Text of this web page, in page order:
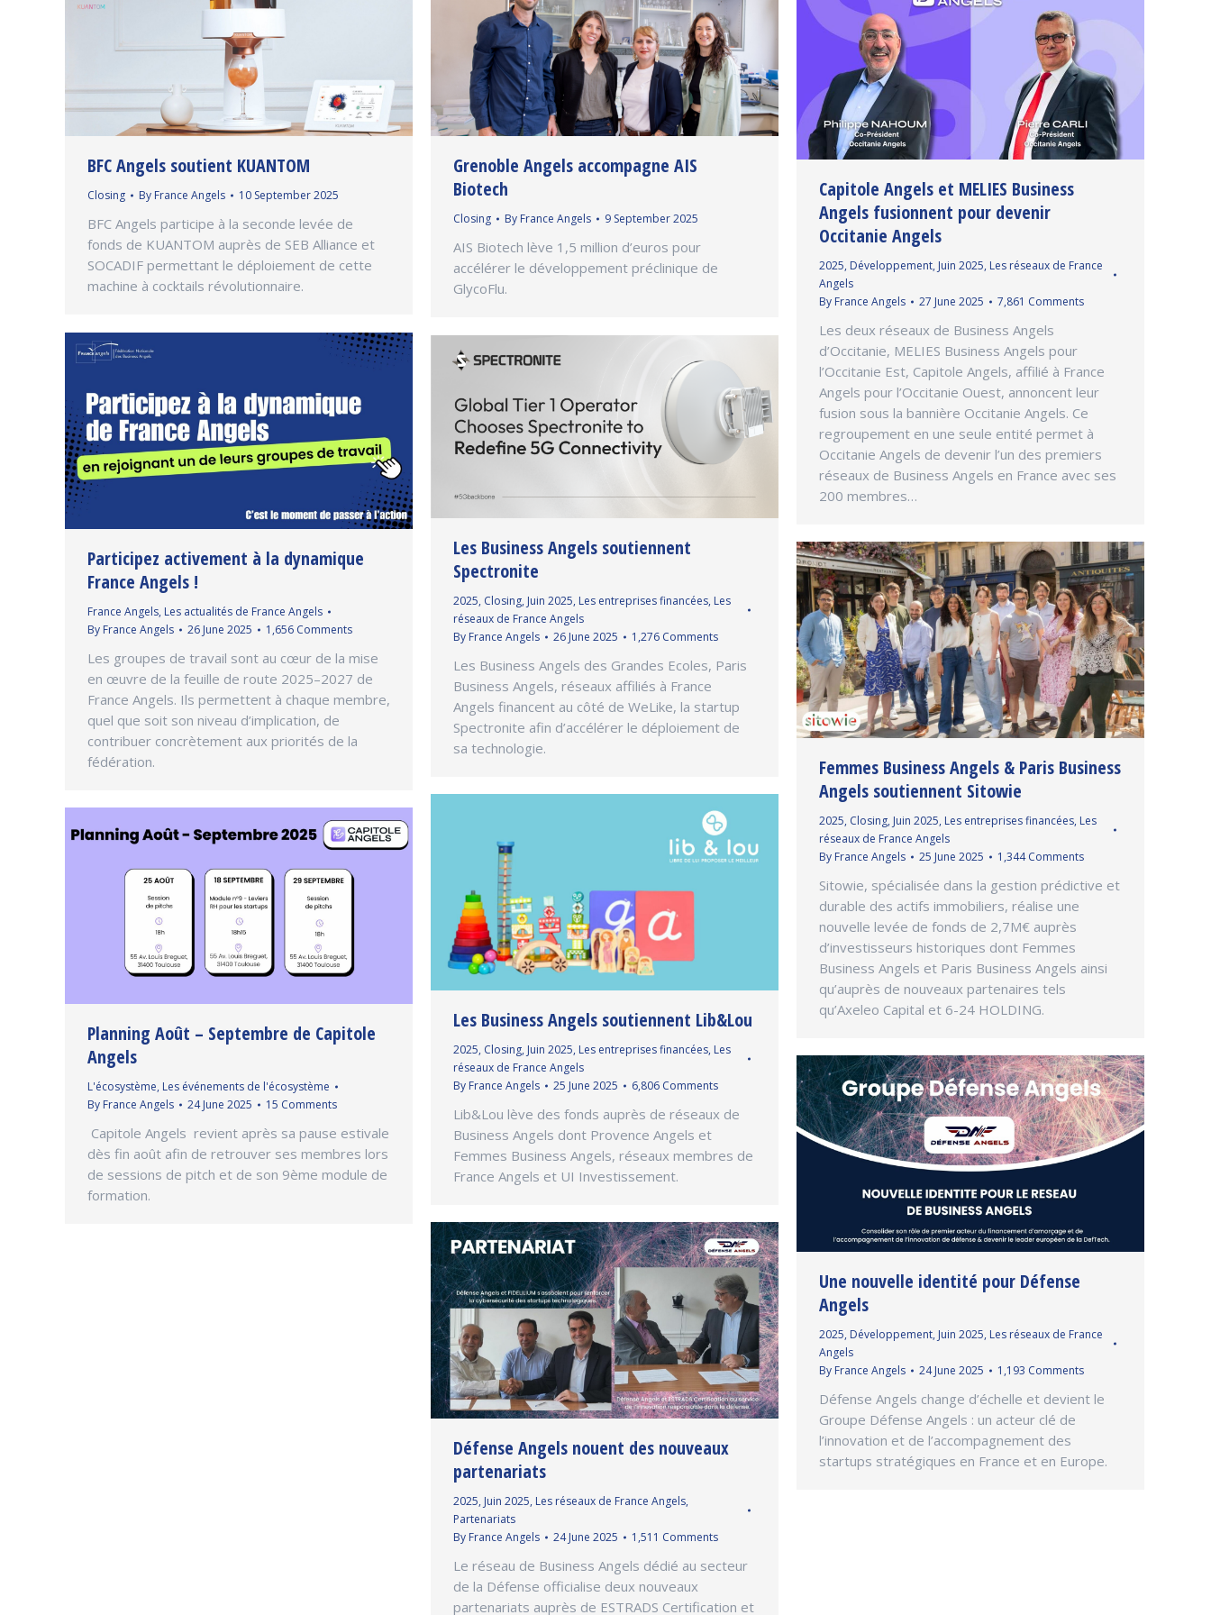
BFC Angels soutient KUANTOM
Closing By France Angels 10 September 2025
BFC Angels participe à la seconde levée de
fonds de KUANTOM auprès de SEB Alliance et
SOCADIF permettant le déploiement de cette
machine à cocktails révolutionnaire.
Grenoble Angels accompagne AIS
Biotech
Closing By France Angels 9 September 2025
AIS Biotech lève 1,5 million d’euros pour
accélérer le développement préclinique de
GlycoFlu.
Capitole Angels et MELIES Business
Angels fusionnent pour devenir
Occitanie Angels
2025, Développement, Juin 2025, Les réseaux de France
Angels
By France Angels 27 June 2025 7,861 Comments
Les deux réseaux de Business Angels
d’Occitanie, MELIES Business Angels pour
l’Occitanie Est, Capitole Angels, affilié à France
Angels pour l’Occitanie Ouest, annoncent leur
fusion sous la bannière Occitanie Angels. Ce
regroupement en une seule entité permet à
Occitanie Angels de devenir l’un des premiers
réseaux de Business Angels en France avec ses
200 membres…
Participez activement à la dynamique
France Angels !
France Angels, Les actualités de France Angels
By France Angels 26 June 2025 1,656 Comments
Les groupes de travail sont au cœur de la mise
en œuvre de la feuille de route 2025–2027 de
France Angels. Ils permettent à chaque membre,
quel que soit son niveau d’implication, de
contribuer concrètement aux priorités de la
fédération.
Les Business Angels soutiennent
Spectronite
2025, Closing, Juin 2025, Les entreprises financées, Les
réseaux de France Angels
By France Angels 26 June 2025 1,276 Comments
Les Business Angels des Grandes Ecoles, Paris
Business Angels, réseaux affiliés à France
Angels financent au côté de WeLike, la startup
Spectronite afin d’accélérer le déploiement de
sa technologie.
Femmes Business Angels & Paris Business
Angels soutiennent Sitowie
2025, Closing, Juin 2025, Les entreprises financées, Les
réseaux de France Angels
By France Angels 25 June 2025 1,344 Comments
Sitowie, spécialisée dans la gestion prédictive et
durable des actifs immobiliers, réalise une
nouvelle levée de fonds de 2,7M€ auprès
d’investisseurs historiques dont Femmes
Business Angels et Paris Business Angels ainsi
qu’auprès de nouveaux partenaires tels
qu’Axeleo Capital et 6-24 HOLDING.
Les Business Angels soutiennent Lib&Lou
2025, Closing, Juin 2025, Les entreprises financées, Les
réseaux de France Angels
By France Angels 25 June 2025 6,806 Comments
Lib&Lou lève des fonds auprès de réseaux de
Business Angels dont Provence Angels et
Femmes Business Angels, réseaux membres de
France Angels et UI Investissement.
Planning Août – Septembre de Capitole
Angels
L'écosystème, Les événements de l'écosystème
By France Angels 24 June 2025 15 Comments
Capitole Angels revient après sa pause estivale
dès fin août afin de retrouver ses membres lors
de sessions de pitch et de son 9ème module de
formation.
Une nouvelle identité pour Défense
Angels
2025, Développement, Juin 2025, Les réseaux de France
Angels
By France Angels 24 June 2025 1,193 Comments
Défense Angels change d’échelle et devient le
Groupe Défense Angels : un acteur clé de
l’innovation et de l’accompagnement des
startups stratégiques en France et en Europe.
Défense Angels nouent des nouveaux
partenariats
2025, Juin 2025, Les réseaux de France Angels,
Partenariats
By France Angels 24 June 2025 1,511 Comments
Le réseau de Business Angels dédié au secteur
de la Défense officialise deux nouveaux
partenariats auprès de ESTRADS Certification et